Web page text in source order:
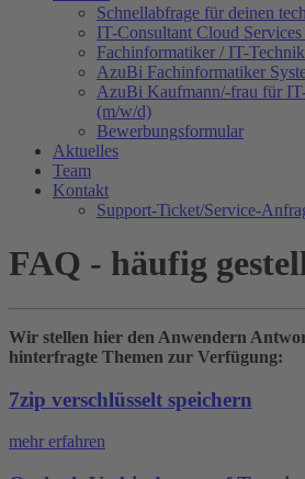
Schnellabfrage für deinen
IT-Consultant Cloud
Fachinformatiker / IT-
AzuBi Fachinformatiker
AzuBi Kaufmann/-frau für
(m/w/d)
Bewerbungsformular
Aktuelles
Team
Kontakt
Support-Ticket/Service-
FAQ - häufig
Wir stellen hier den Anwendern
hinterfragte Themen zur Verfügung:
7zip verschlüsselt speichern
mehr erfahren